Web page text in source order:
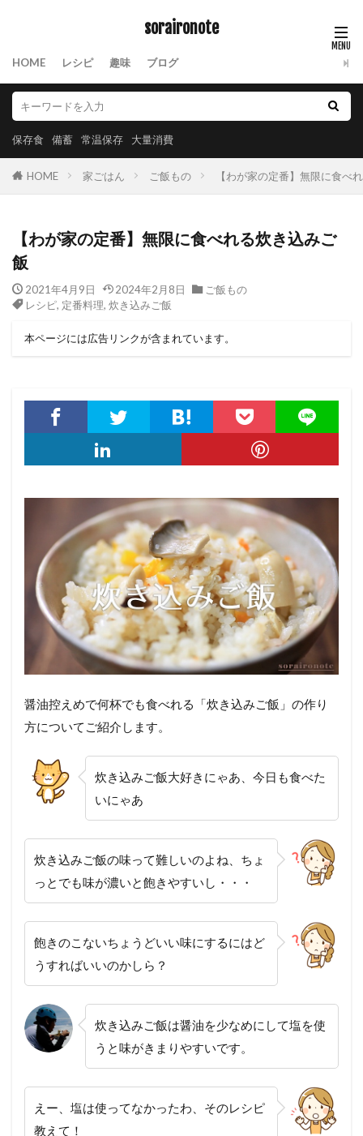
soraironote
HOME レシピ 趣味 ブログ
保存食 備蓄 常温保存 大量消費
HOME 家ごはん ご飯もの 【わが家の定番】無限に食べ
【わが家の定番】無限に食べれる炊き込みご
飯
2021年4月9日 2024年2月8日
ご飯もの
レシピ, 定番料理, 炊き込みご飯
本ページには広告リンクが含まれています。
醤油控えめで何杯でも食べれる「炊き込みご飯」の作り
方についてご紹介します。
炊き込みご飯大好きにゃあ、今日も食べた
いにゃあ
炊き込みご飯の味って難しいのよね、ちょ
っとでも味が濃いと飽きやすいし・・・
飽きのこないちょうどいい味にするにはど
うすればいいのかしら？
炊き込みご飯は醤油を少なめにして塩を使
うと味がきまりやすいです。
えー、塩は使ってなかったわ、そのレシピ
教えて！